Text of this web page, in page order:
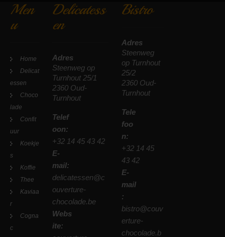
Men
u
Home
Delicat
essen
Choco
lade
Confit
uur
Koekje
s
Koffie
Thee
Kaviaa
r
Cogna
c
Delicatess
en
Adres
Steenweg op
Turnhout 25/1
2360 Oud-
Turnhout
Telef
oon:
+32 14 45 43 42
E-
mail:
delicatessen@c
ouverture-
chocolade.be
Webs
ite:
Bistro
Adres
Steenweg
op Turnhout
25/2
2360 Oud-
Turnhout
Tele
foo
n:
+32 14 45
43 42
E-
mail
:
bistro@couv
erture-
chocolade.b